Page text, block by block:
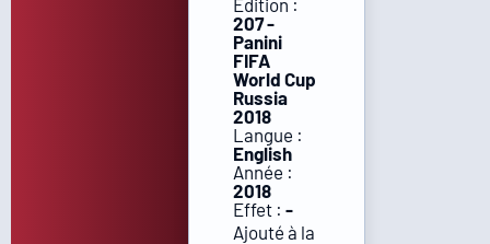
Édition :
207 -
Panini
FIFA
World Cup
Russia
2018
Langue :
English
Année :
2018
Effet : -
Ajouté à la